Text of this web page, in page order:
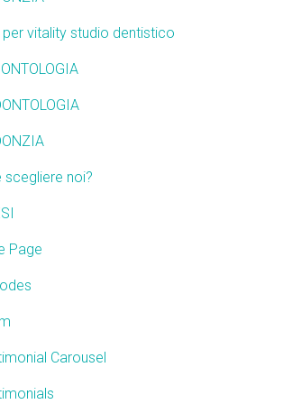
per vitality studio dentistico
scegliere noi?
Page
Carousel